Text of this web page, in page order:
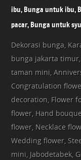
ibu, Bunga untuk ibu,
pacar, Bunga untuk
Dekorasi bunga,
bunga jakarta
taman mini,
Congratulation
decoration, Flower
flower, Hand
flower, Necklace
Wedding flower,
mini, Jabodetabek,